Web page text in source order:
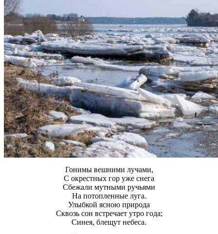
Гонимы вешними лучами,
С окрестных гор уже снега
Сбежали мутными ручьями
На потопленные луга.
Улыбкой ясною природа
Сквозь сон встречает утро года;
Синея, блещут небеса.